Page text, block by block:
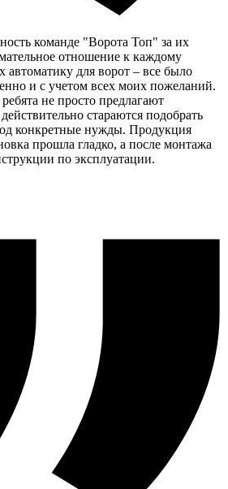
команде "Ворота Топ" за их
отношение к каждому
автоматику для ворот – все было
и с учетом всех моих пожеланий.
не просто предлагают
стараются подобрать
конкретные нужды. Продукция
прошла гладко, а после монтажа
по эксплуатации.